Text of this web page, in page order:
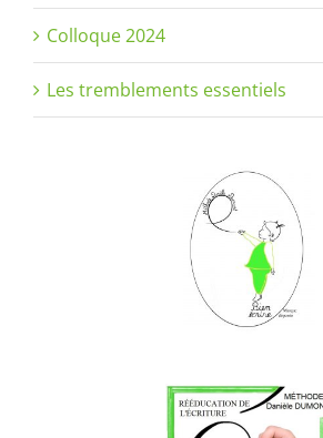
Colloque 2024
Les tremblements essentiels